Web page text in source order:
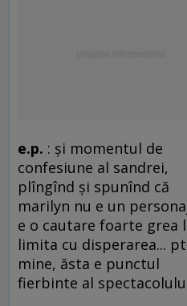
e.p. : şi momentul de
confesiune al sandrei,
plîngînd şi spunînd că
marilyn nu e un
e o cautare foarte grea
limita cu disperarea... pt
mine, ăsta e punctul
fierbinte al